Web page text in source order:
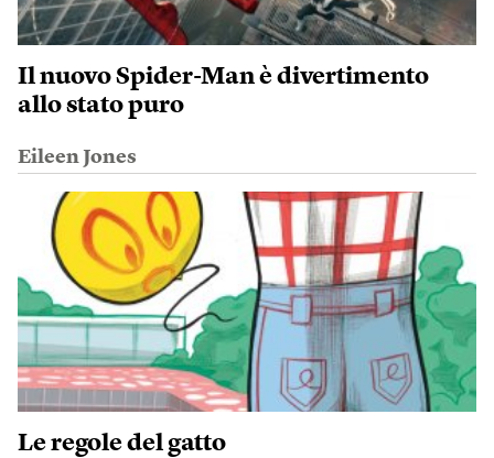
Il nuovo Spider-Man è divertimento
allo stato puro
Eileen Jones
Le regole del gatto